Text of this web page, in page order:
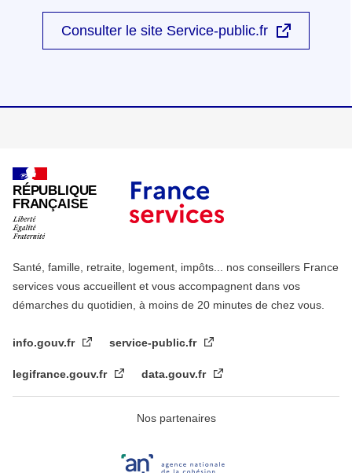
Consulter le site Service-public.fr
RÉPUBLIQUE
FRANÇAISE
Santé, famille, retraite, logement, impôts... nos conseillers France
services vous accueillent et vous accompagnent dans vos
démarches du quotidien, à moins de 20 minutes de chez vous.
info.gouv.fr service-public.fr
legifrance.gouv.fr data.gouv.fr
Nos partenaires